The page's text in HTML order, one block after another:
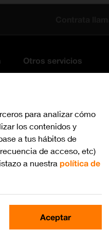
Otros servicios
o tema
para analizar cómo
los contenidos y
a tus hábitos de
de acceso, etc)
a nuestra política de
Aceptar